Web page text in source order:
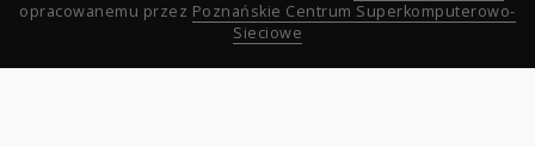
opracowanemu przez Poznańskie Centrum Superkomputerowo-
Sieciowe